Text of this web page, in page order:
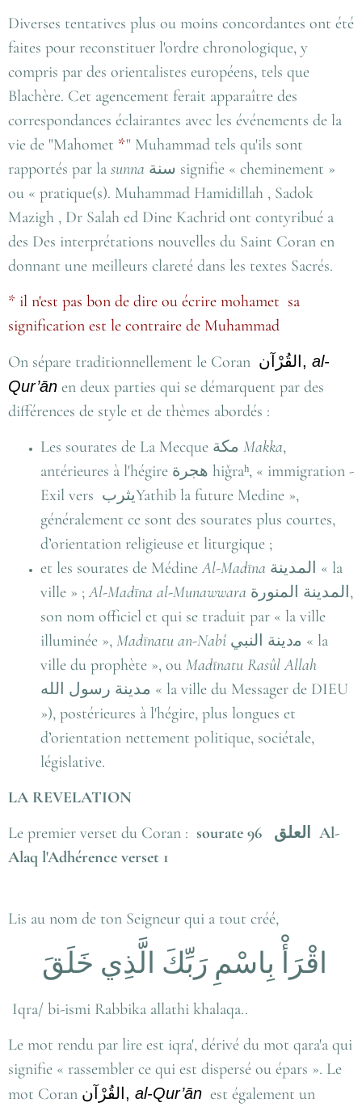
Diverses tentatives plus ou moins concordantes ont été
faites pour reconstituer l'ordre chronologique, y
compris par des orientalistes européens, tels que
Blachère. Cet agencement ferait apparaître des
correspondances éclairantes avec les événements de la
vie de "Mahomet *" Muhammad tels qu'ils sont
rapportés par la sunna سنة signifie « cheminement »
ou « pratique(s). Muhammad Hamidillah , Sadok
Mazigh , Dr Salah ed Dine Kachrid ont contyribué a
des Des interprétations nouvelles du Saint Coran en
donnant une meilleurs clareté dans les textes Sacrés.
* il n'est pas bon de dire ou écrire mohamet sa
signification est le contraire de Muhammad
On sépare traditionnellement le Coran القُرْآن, al-
Qur’ān en deux parties qui se démarquent par des
différences de style et de thèmes abordés :
Les sourates de La Mecque مكة Makka,
antérieures à l'hégire هجرة hiǧraʰ, « immigration -
Exil vers يثربYathib la future Medine »,
généralement ce sont des sourates plus courtes,
d’orientation religieuse et liturgique ;
et les sourates de MédineAl-Madīna المدينة « la
ville » ;Al-Madīna al-Munawwara المدينة المنورة ,
son nom officiel et qui se traduit par « la ville
illuminée », Madīnatu an-Nabî ﻣﺩﯾﻨﺔ ﺍﻟﻨﺒﻲ « la
ville du prophète », ou Madīnatu Rasûl Allah
مدينة رسول الله « la ville du Messager de DIEU
»), postérieures à l'hégire, plus longues et
d’orientation nettement politique, sociétale,
législative.
LA REVELATION
Le premier verset du Coran : sourate 96 العلق
Al-
Alaq l'Adhérence verset 1
Lis au nom de ton Seigneur qui a tout créé,
اقْرَأْ بِاسْمِ رَبِّكَ الَّذِي خَلَقَ
Iqra/ bi-ismi Rabbika allathi khalaqa..
Le mot rendu par lire est iqra', dérivé du mot qara'a qui
signifie « rassembler ce qui est dispersé ou épars ». Le
mot Coran القُرْآن, al-Qur’ān est également un